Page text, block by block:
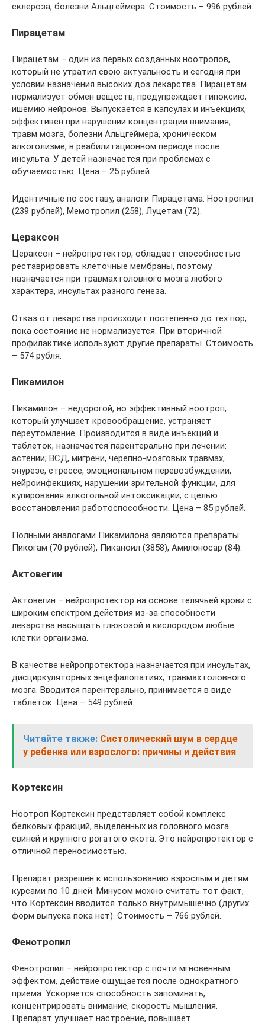
склероза, болезни Альцгеймера. Стоимость – 996 рублей.
Пирацетам
Пирацетам – один из первых созданных ноотропов,
который не утратил свою актуальность и сегодня при
условии назначения высоких доз лекарства. Пирацетам
нормализует обмен веществ, предупреждает гипоксию,
ишемию нейронов. Выпускается в капсулах и инъекциях,
эффективен при нарушении концентрации внимания,
травм мозга, болезни Альцгеймера, хроническом
алкоголизме, в реабилитационном периоде после
инсульта. У детей назначается при проблемах с
обучаемостью. Цена – 25 рублей.
Идентичные по составу, аналоги Пирацетама: Ноотропил
(239 рублей), Мемотропил (258), Луцетам (72).
Цераксон
Цераксон – нейропротектор, обладает способностью
реставрировать клеточные мембраны, поэтому
назначается при травмах головного мозга любого
характера, инсультах разного генеза.
Отказ от лекарства происходит постепенно до тех пор,
пока состояние не нормализуется. При вторичной
профилактике используют другие препараты. Стоимость
– 574 рубля.
Пикамилон
Пикамилон – недорогой, но эффективный ноотроп,
который улучшает кровообращение, устраняет
переутомление. Производится в виде инъекций и
таблеток, назначается парентерально при лечении:
астении; ВСД, мигрени, черепно-мозговых травмах,
энурезе, стрессе, эмоциональном перевозбуждении,
нейроинфекциях, нарушении зрительной функции, для
купирования алкогольной интоксикации; с целью
восстановления работоспособности. Цена – 85 рублей.
Полными аналогами Пикамилона являются препараты:
Пикогам (70 рублей), Пиканоил (3858), Амилоносар (84).
Актовегин
Актовегин – нейропротектор на основе телячьей крови с
широким спектром действия из-за способности
лекарства насыщать глюкозой и кислородом любые
клетки организма.
В качестве нейропротектора назначается при инсультах,
дисциркуляторных энцефалопатиях, травмах головного
мозга. Вводится парентерально, принимается в виде
таблеток. Цена – 549 рублей.
Читайте также: Систолический шум в сердце
у ребенка или взрослого: причины и действия
Кортексин
Ноотроп Кортексин представляет собой комплекс
белковых фракций, выделенных из головного мозга
свиней и крупного рогатого скота. Это нейропротектор с
отличной переносимостью.
Препарат разрешен к использованию взрослым и детям
курсами по 10 дней. Минусом можно считать тот факт,
что Кортексин вводится только внутримышечно (других
форм выпуска пока нет). Стоимость – 766 рублей.
Фенотропил
Фенотропил – нейропротектор с почти мгновенным
эффектом, действие ощущается после однократного
приема. Ускоряется способность запоминать,
концентрировать внимание, скорость мышления.
Препарат улучшает настроение, повышает